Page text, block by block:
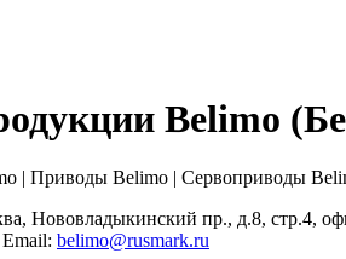
Belimo
| Приводы Belimo | Сервоприводы
Нововладыкинский пр., д.8, стр.4,
Еmail: belimo@rusmark.ru